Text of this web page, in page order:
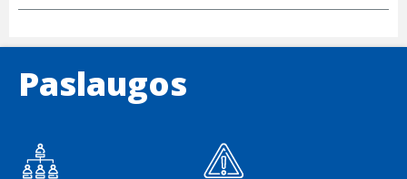
Paslaugos